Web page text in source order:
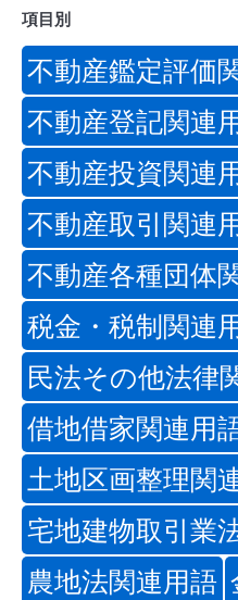
項目別
不動産鑑定評価
不動産登記関連
不動産投資関連
不動産取引関連
不動産各種団体
税金・税制関連
民法その他法律
借地借家関連用
土地区画整理関
宅地建物取引業
農地法関連用語